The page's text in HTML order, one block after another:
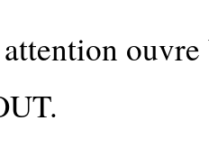
ouvre